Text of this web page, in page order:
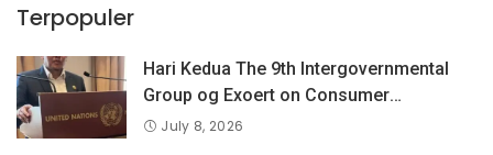
Terpopuler
Hari Kedua The 9th Intergovernmental
Group og Exoert on Consumer
Protection Law and Policy, BPKN RI
July 8, 2026